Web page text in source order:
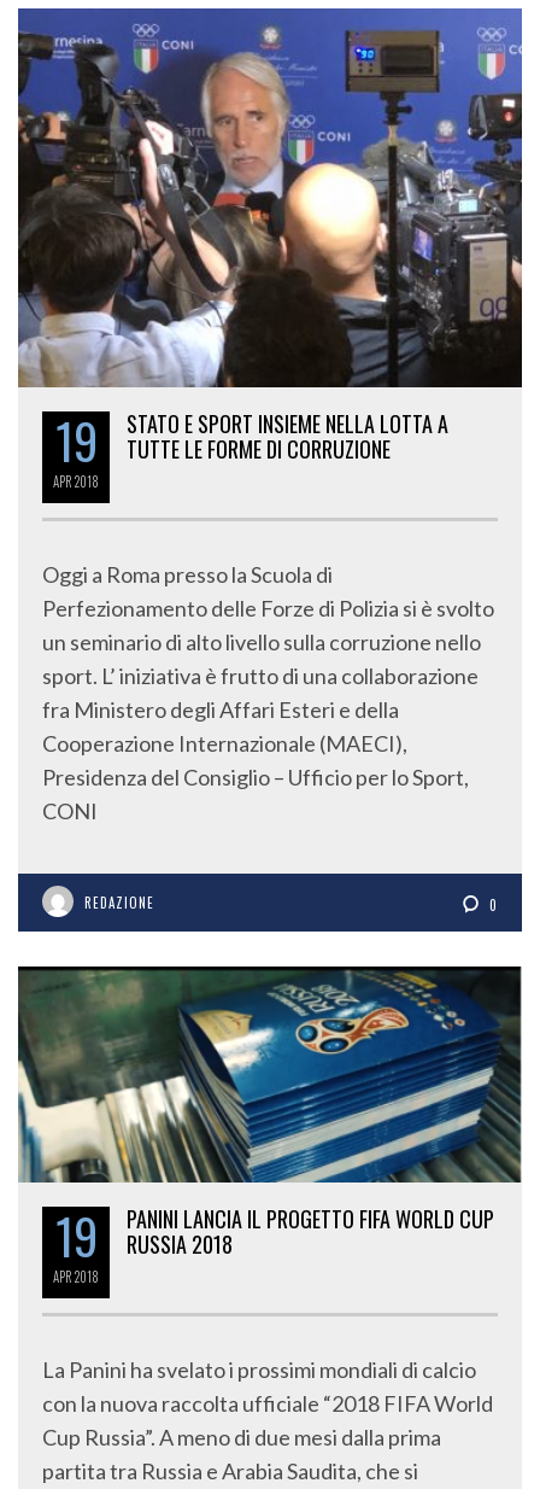
19
APR2018
STATO E SPORT INSIEME NELLA LOTTA A
TUTTE LE FORME DI CORRUZIONE
Oggi a Roma presso la Scuola di
Perfezionamento delle Forze di Polizia si è svolto
un seminario di alto livello sulla corruzione nello
sport. L’ iniziativa è frutto di una collaborazione
fra Ministero degli Affari Esteri e della
Cooperazione Internazionale (MAECI),
Presidenza del Consiglio – Ufficio per lo Sport,
CONI
REDAZIONE 0
19
APR2018
PANINI LANCIA IL PROGETTO FIFA WORLD CUP
RUSSIA 2018
La Panini ha svelato i prossimi mondiali di calcio
con la nuova raccolta ufficiale “2018 FIFA World
Cup Russia”. A meno di due mesi dalla prima
partita tra Russia e Arabia Saudita, che si